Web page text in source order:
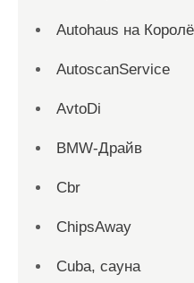
Autohaus на
AutoscanService
AvtoDi
BMW-Драйв
Cbr
ChipsAway
Cuba, сауна